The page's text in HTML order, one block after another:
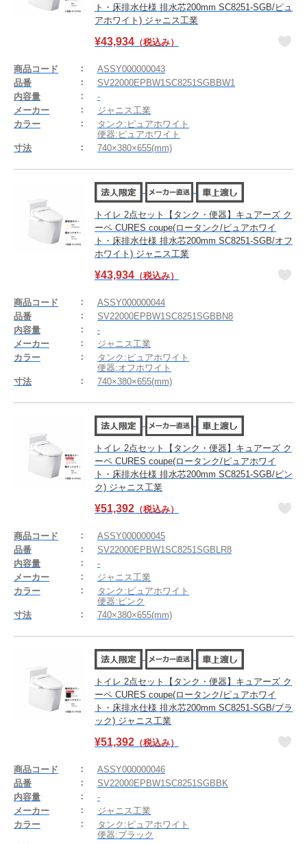
ト・床排水仕様 排水芯200mm SC8251-SGB/ピュ
アホワイト) ジャニス工業
¥43,934 （税込み）
商品コード
ASSY000000043
品番
SV22000EPBW1SC8251SGBBW1
内容量
-
メーカー
ジャニス工業
カラー
タンク:ピュアホワイト
便器:ピュアホワイト
寸法
740×380×655(mm)
トイレ 2点セット【タンク・便器】キュアーズ ク
ーペ CURES coupe(ロータンク/ピュアホワイ
ト・床排水仕様 排水芯200mm SC8251-SGB/オフ
ホワイト) ジャニス工業
¥43,934 （税込み）
商品コード
ASSY000000044
品番
SV22000EPBW1SC8251SGBBN8
内容量
-
メーカー
ジャニス工業
カラー
タンク:ピュアホワイト
便器:オフホワイト
寸法
740×380×655(mm)
トイレ 2点セット【タンク・便器】キュアーズ ク
ーペ CURES coupe(ロータンク/ピュアホワイ
ト・床排水仕様 排水芯200mm SC8251-SGB/ピン
ク) ジャニス工業
¥51,392 （税込み）
商品コード
ASSY000000045
品番
SV22000EPBW1SC8251SGBLR8
内容量
-
メーカー
ジャニス工業
カラー
タンク:ピュアホワイト
便器:ピンク
寸法
740×380×655(mm)
トイレ 2点セット【タンク・便器】キュアーズ ク
ーペ CURES coupe(ロータンク/ピュアホワイ
ト・床排水仕様 排水芯200mm SC8251-SGB/ブラ
ック) ジャニス工業
¥51,392 （税込み）
商品コード
ASSY000000046
品番
SV22000EPBW1SC8251SGBBK
内容量
-
メーカー
ジャニス工業
カラー
タンク:ピュアホワイト
便器:ブラック